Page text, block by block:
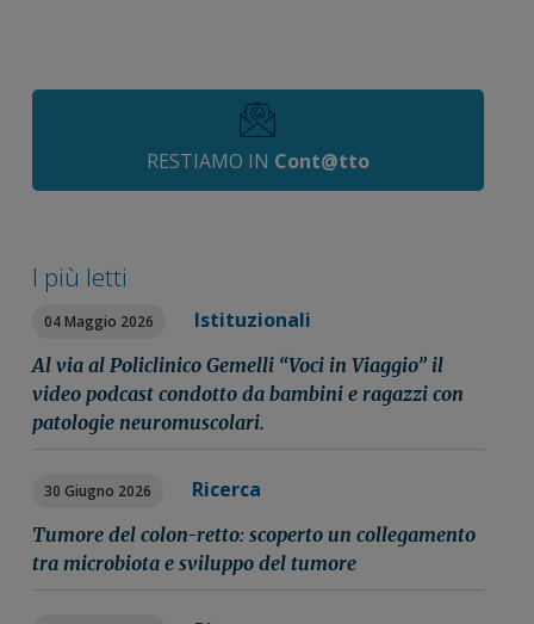
RESTIAMO IN Cont@tto
I più letti
04 Maggio 2026 Istituzionali
Al via al Policlinico Gemelli “Voci in Viaggio” il
video podcast condotto da bambini e ragazzi con
patologie neuromuscolari.
30 Giugno 2026 Ricerca
Tumore del colon-retto: scoperto un collegamento
tra microbiota e sviluppo del tumore